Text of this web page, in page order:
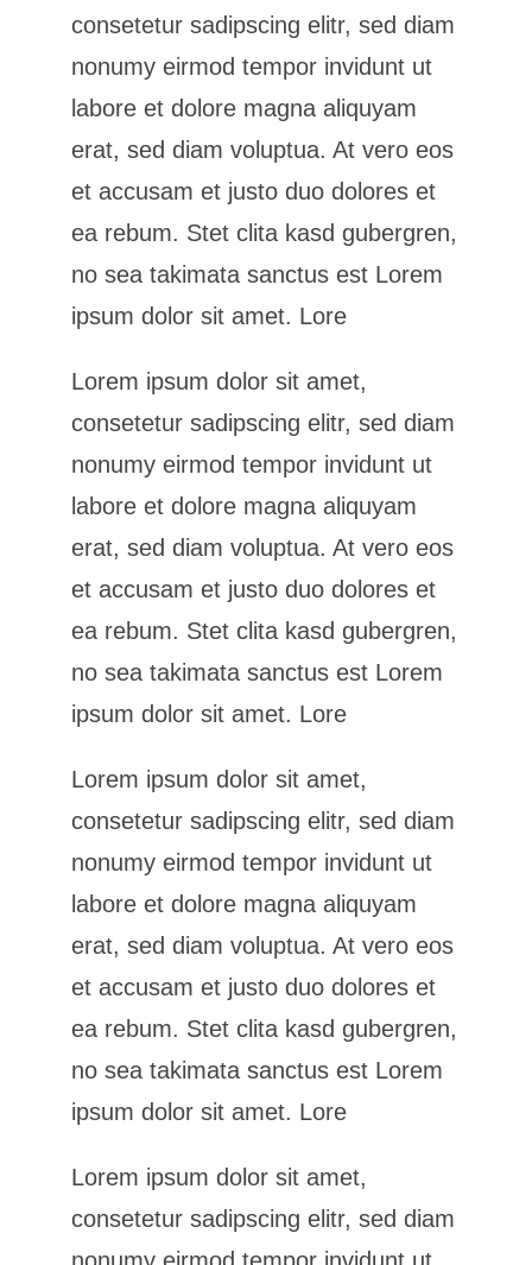
consetetur sadipscing elitr, sed diam
nonumy eirmod tempor invidunt ut
labore et dolore magna aliquyam
erat, sed diam voluptua. At vero eos
et accusam et justo duo dolores et
ea rebum. Stet clita kasd gubergren,
no sea takimata sanctus est Lorem
ipsum dolor sit amet. Lore
Lorem ipsum dolor sit amet,
consetetur sadipscing elitr, sed diam
nonumy eirmod tempor invidunt ut
labore et dolore magna aliquyam
erat, sed diam voluptua. At vero eos
et accusam et justo duo dolores et
ea rebum. Stet clita kasd gubergren,
no sea takimata sanctus est Lorem
ipsum dolor sit amet. Lore
Lorem ipsum dolor sit amet,
consetetur sadipscing elitr, sed diam
nonumy eirmod tempor invidunt ut
labore et dolore magna aliquyam
erat, sed diam voluptua. At vero eos
et accusam et justo duo dolores et
ea rebum. Stet clita kasd gubergren,
no sea takimata sanctus est Lorem
ipsum dolor sit amet. Lore
Lorem ipsum dolor sit amet,
consetetur sadipscing elitr, sed diam